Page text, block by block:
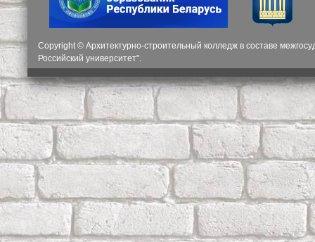
Copyright © Архитектурно-строительный колледж в составе
Российский университет".